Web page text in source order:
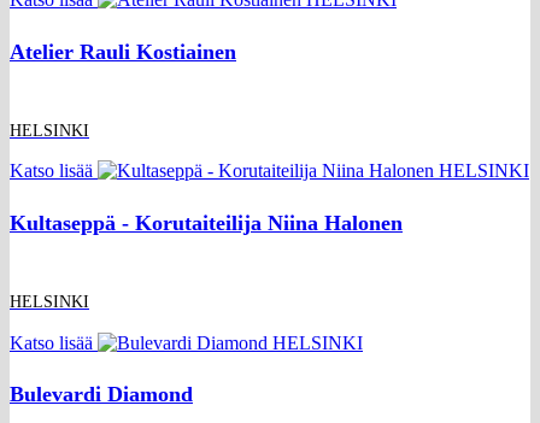
Atelier Rauli Kostiainen
HELSINKI
Katso lisää
Kultaseppä - Korutaiteilija Niina Halonen
HELSINKI
Katso lisää
Bulevardi Diamond